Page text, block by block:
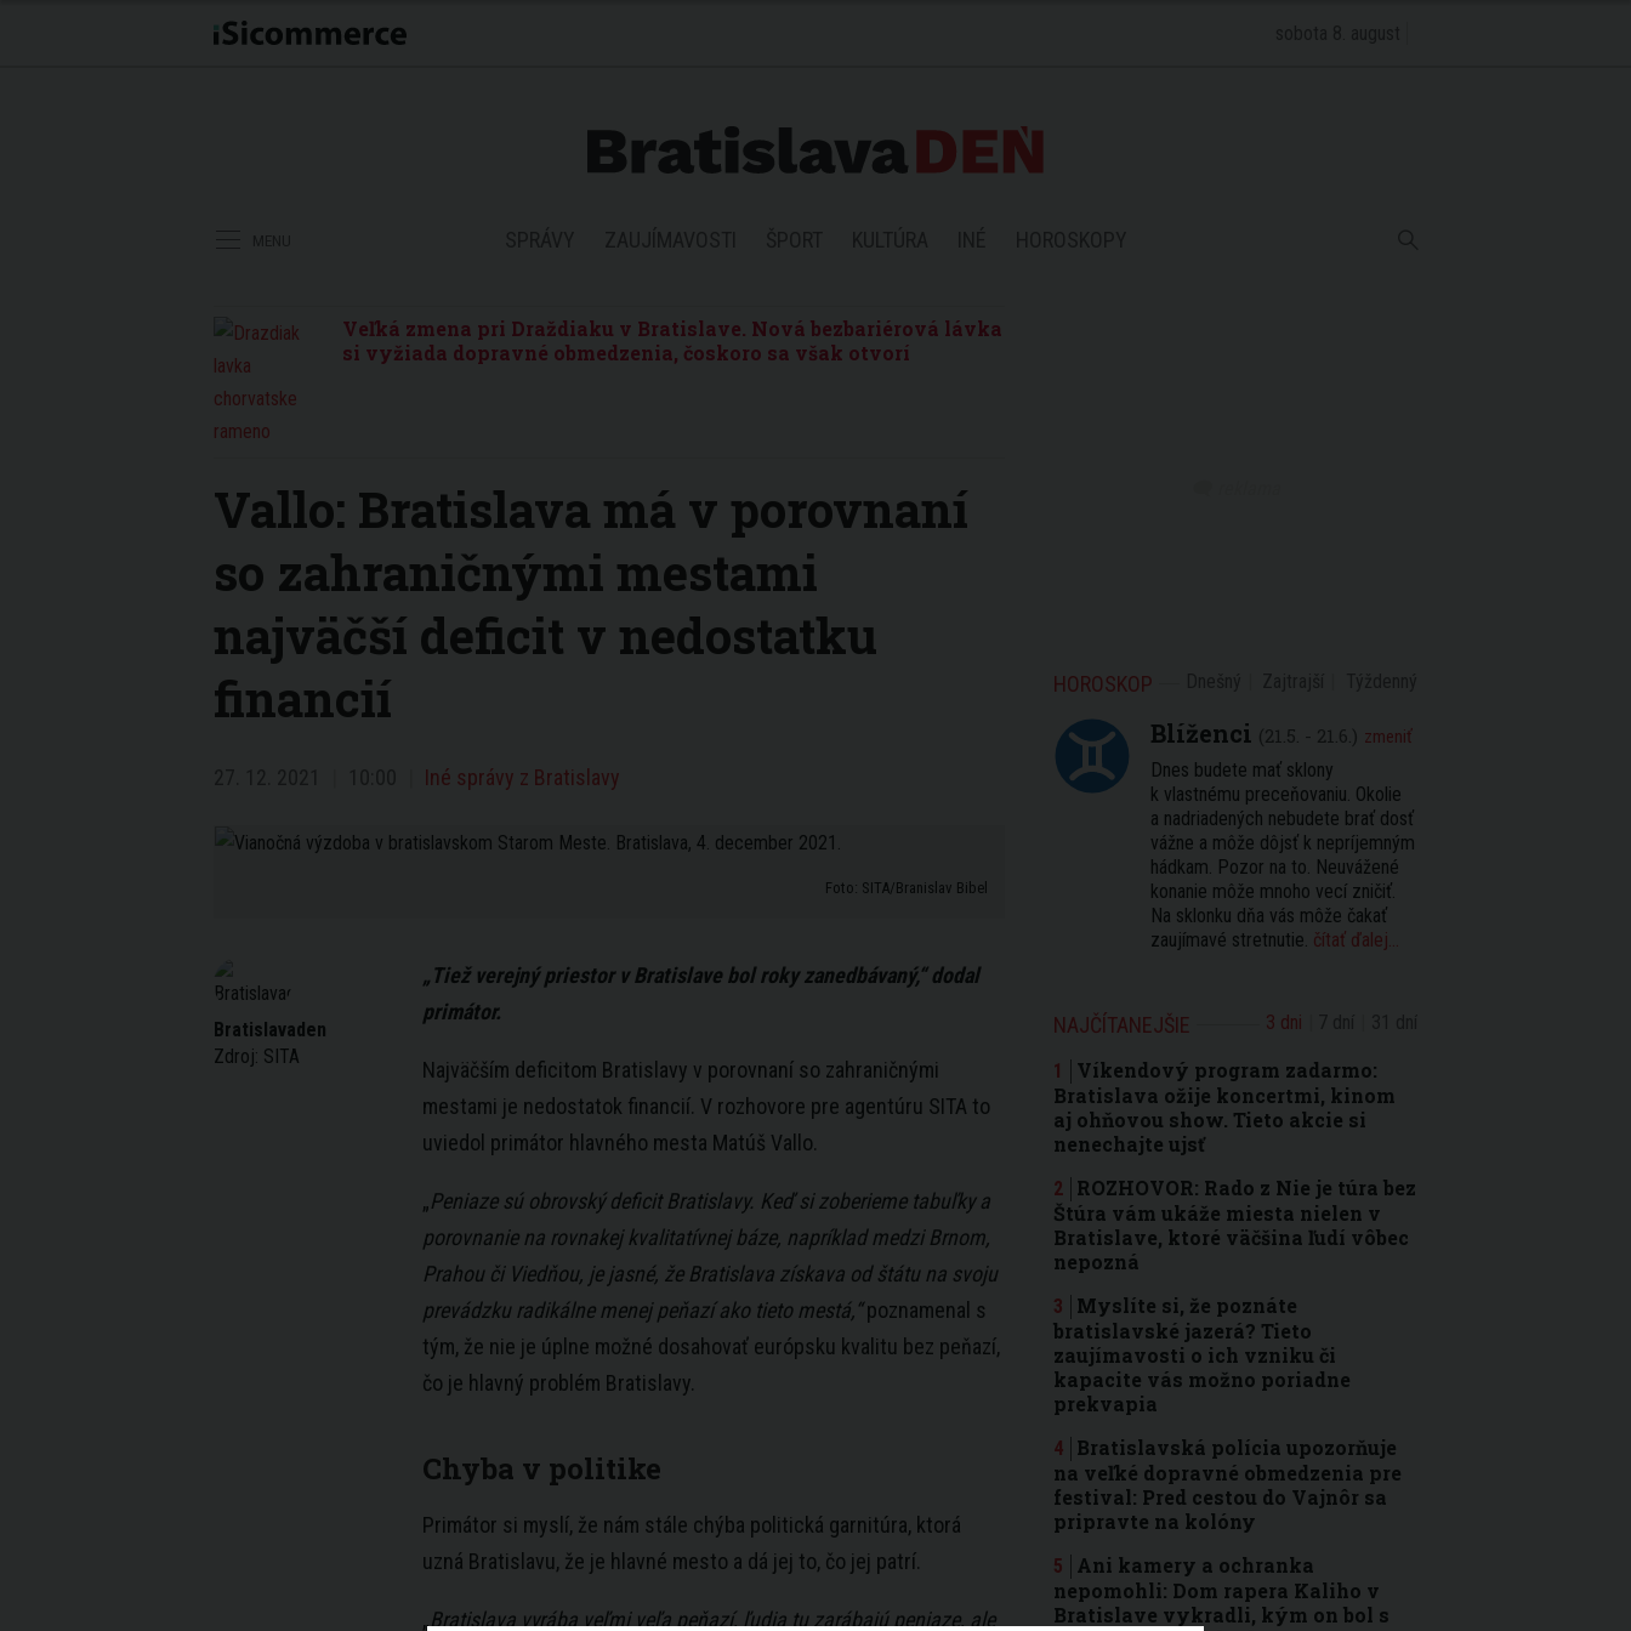
Veľká zmena pri Draždiaku v Bratislave. Nová bezbariérová lávka
si vyžiada dopravné obmedzenia, čoskoro sa však otvorí
Vallo: Bratislava má v porovnaní
so zahraničnými mestami
najväčší deficit v nedostatku
financií
Iné správy z Bratislavy
Foto: SITA/Branislav Bibel
Bratislavaden
Zdroj: SITA
„Tiež verejný priestor v Bratislave bol roky zanedbávaný,“ dodal
primátor.
Najväčším deficitom Bratislavy v porovnaní so zahraničnými
mestami je nedostatok financií. V rozhovore pre agentúru SITA to
uviedol primátor hlavného mesta Matúš Vallo.
„Peniaze sú obrovský deficit Bratislavy. Keď si zoberieme tabuľky a
porovnanie na rovnakej kvalitatívnej báze, napríklad medzi Brnom,
Prahou či Viedňou, je jasné, že Bratislava získava od štátu na svoju
prevádzku radikálne menej peňazí ako tieto mestá,“poznamenal s
tým, že nie je úplne možné dosahovať európsku kvalitu bez peňazí,
čo je hlavný problém Bratislavy.
Chyba v politike
Primátor si myslí, že nám stále chýba politická garnitúra, ktorá
uzná Bratislavu, že je hlavné mesto a dá jej to, čo jej patrí.
„Bratislava vyrába veľmi veľa peňazí, ľudia tu zarábajú peniaze, ale
HOROSKOP
Blíženci (21.5. - 21.6.) zmeniť
Dnes budete mať sklony
k vlastnému preceňovaniu. Okolie
a nadriadených nebudete brať dosť
vážne a môže dôjsť k nepríjemným
hádkam. Pozor na to. Neuvážené
konanie môže mnoho vecí zničiť.
Na sklonku dňa vás môže čakať
zaujímavé stretnutie. čítať ďalej...
NAJČÍTANEJŠIE 3 dni
Víkendový program zadarmo:
Bratislava ožije koncertmi, kinom
aj ohňovou show. Tieto akcie si
nenechajte ujsť
ROZHOVOR: Rado z Nie je túra bez
Štúra vám ukáže miesta nielen v
Bratislave, ktoré väčšina ľudí vôbec
nepozná
Myslíte si, že poznáte
bratislavské jazerá? Tieto
zaujímavosti o ich vzniku či
kapacite vás možno poriadne
prekvapia
Bratislavská polícia upozorňuje
na veľké dopravné obmedzenia pre
festival: Pred cestou do Vajnôr sa
pripravte na kolóny
Ani kamery a ochranka
nepomohli: Dom rapera Kaliho v
Bratislave vykradli, kým on bol s